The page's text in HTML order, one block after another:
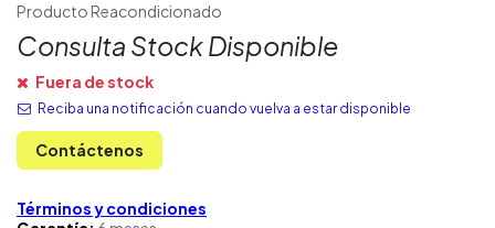
Producto Reacondicionado
Consulta Stock Disponible
Fuera de stock
Reciba una notificación cuando vuelva a estar disponible
Contáctenos
Términos y condiciones